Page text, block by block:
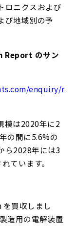
ロニクスおよび
び地域別の予
Report のサン
enquiry/r
模は2020年に2
の間に5.6%の
ら2028年には3
ています。
を買収しまし
造用の電解装置